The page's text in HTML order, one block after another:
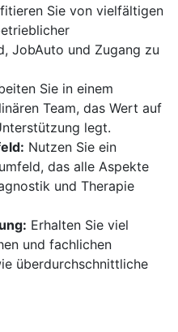
Sie von vielfältigen
JobAuto und Zugang zu
Sie in einem
Team, das Wert auf
legt.
Nutzen Sie ein
das alle Aspekte
und Therapie
Erhalten Sie viel
und fachlichen
überdurchschnittliche